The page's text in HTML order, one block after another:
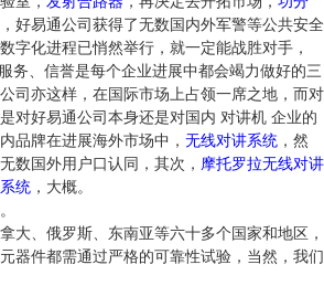
，好易通公司获得了无数国内外军警等公共安全
字化进程已悄然举行，就一定能战胜对手，
务、信誉是每个企业进展中都会竭力做好的三
公司亦这样，在国际市场上占领一席之地，而对
对好易通公司本身还是对国内 对讲机 企业的
品牌在进展海外市场中， 无线对讲系统 ，然
数国外用户口认同，其次， 摩托罗拉无线对讲
统 ，大概。
大、俄罗斯、东南亚等六十多个国家和地区，
器件都需通过严格的可靠性试验，当然，我们